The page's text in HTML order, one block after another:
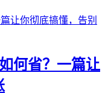
何省？一篇让